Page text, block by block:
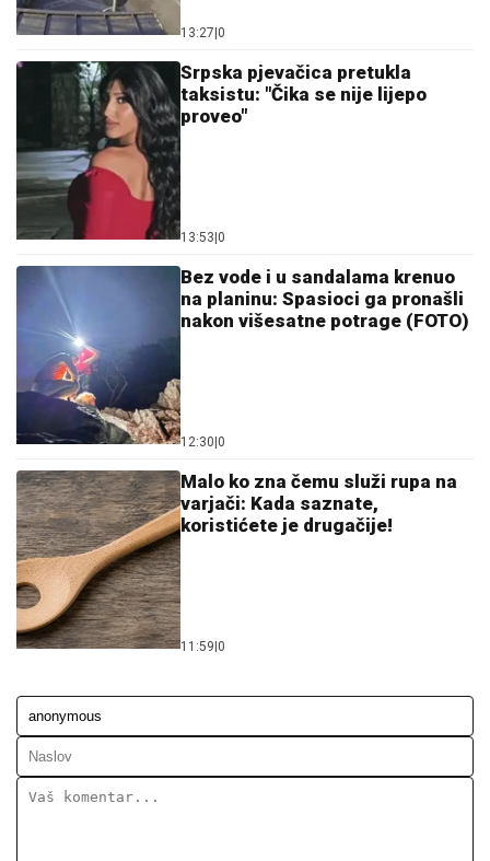
13:27 0
Srpska pjevačica pretukla
taksistu: "Čika se nije lijepo
proveo"
13:53 0
Bez vode i u sandalama krenuo
na planinu: Spasioci ga pronašli
nakon višesatne potrage (FOTO)
12:30 0
Malo ko zna čemu služi rupa na
varjači: Kada saznate,
koristićete je drugačije!
11:59 0